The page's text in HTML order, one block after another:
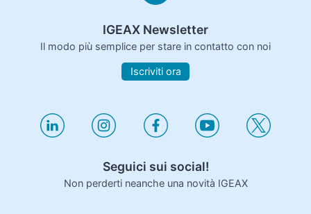
IGEAX Newsletter
Il modo più semplice per stare in contatto con noi
Iscriviti ora
Seguici sui social!
Non perderti neanche una novità IGEAX